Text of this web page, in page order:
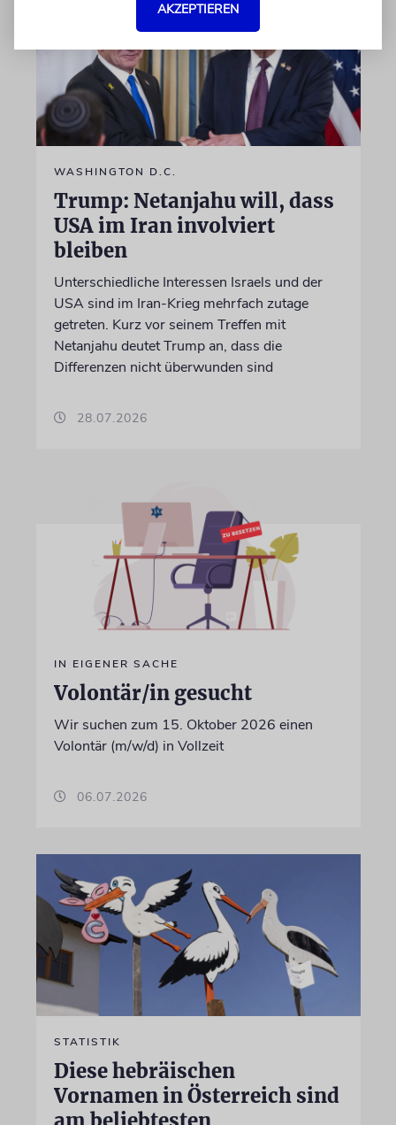
WASHINGTON D.C.
Trump: Netanjahu will, dass
USA im Iran involviert
bleiben
Unterschiedliche Interessen Israels und der
USA sind im Iran-Krieg mehrfach zutage
getreten. Kurz vor seinem Treffen mit
Netanjahu deutet Trump an, dass die
Differenzen nicht überwunden sind
28.07.2026
IN EIGENER SACHE
Volontär/in gesucht
Wir suchen zum 15. Oktober 2026 einen
Volontär (m/w/d) in Vollzeit
06.07.2026
STATISTIK
Diese hebräischen
Vornamen in Österreich sind
AKZEPTIEREN